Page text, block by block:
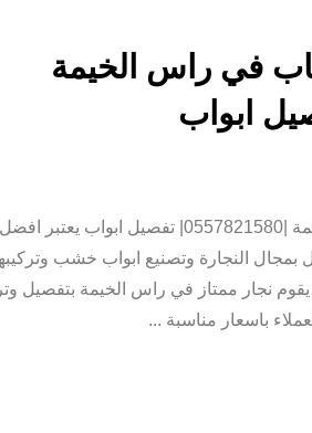
في راس الخيمة
تركيب ابواب واخشاب في راس الخيمة |0557821580| تفصيل
النجارة وتصنيع ابواب خشب
نجار ممتاز في راس الخيمة بتفصيل
باسعار مناسبة ...